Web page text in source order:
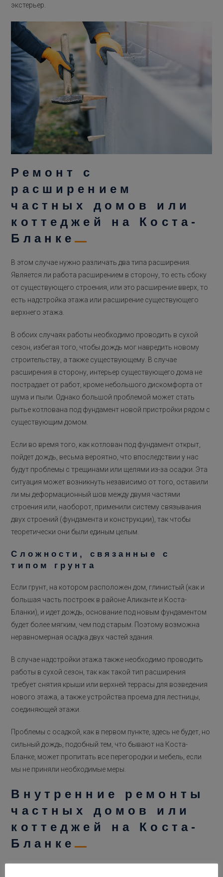
экстерьер.
Ремонт с
расширением
частных домов или
коттеджей на Коста-
Бланке
В этом случае нужно различать два типа расширения.
Является ли работа расширением в сторону, то есть сбоку
от существующего строения, или это расширение вверх, то
есть надстройка этажа или расширение существующего
верхнего этажа.
В обоих случаях работы необходимо проводить в сухой
сезон, избегая того, чтобы дождь мог навредить новому
строительству, а также существующему. В случае
расширения в сторону, интерьер существующего дома не
пострадает от работ, кроме небольшого дискомфорта от
шума и пыли. Однако большой проблемой может стать
рытье котлована под фундамент новой пристройки рядом с
существующим домом.
Если во время того, как котлован под фундамент открыт,
пойдет дождь, весьма вероятно, что впоследствии у нас
будут проблемы с трещинами или щелями из-за осадки. Эта
ситуация может возникнуть независимо от того, оставили
ли мы деформационный шов между двумя частями
строения или, наоборот, применили систему связывания
двух строений (фундамента и конструкции), так чтобы
теоретически они были единым целым.
Сложности, связанные с
типом грунта
Если грунт, на котором расположен дом, глинистый (как и
большая часть построек в районе Аликанте и Коста-
Бланки), и идет дождь, основание под новым фундаментом
будет более мягким, чем под старым. Поэтому возможна
неравномерная осадка двух частей здания.
В случае надстройки этажа также необходимо проводить
работы в сухой сезон, так как такой тип расширения
требует снятия крыши или верхней террасы для возведения
нового этажа, а также устройства проема для лестницы,
соединяющей этажи.
Проблемы с осадкой, как в первом пункте, здесь не будет, но
сильный дождь, подобный тем, что бывают на Коста-
Бланке, может пропитать все перегородки и мебель, если
мы не приняли необходимые меры.
Внутренние ремонты
частных домов или
коттеджей на Коста-
Бланке